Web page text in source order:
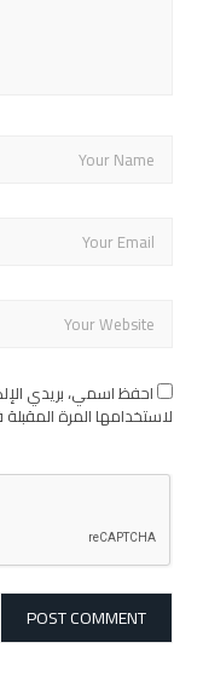
احفظ اسمي، بريدي
لاستخدامها المرة